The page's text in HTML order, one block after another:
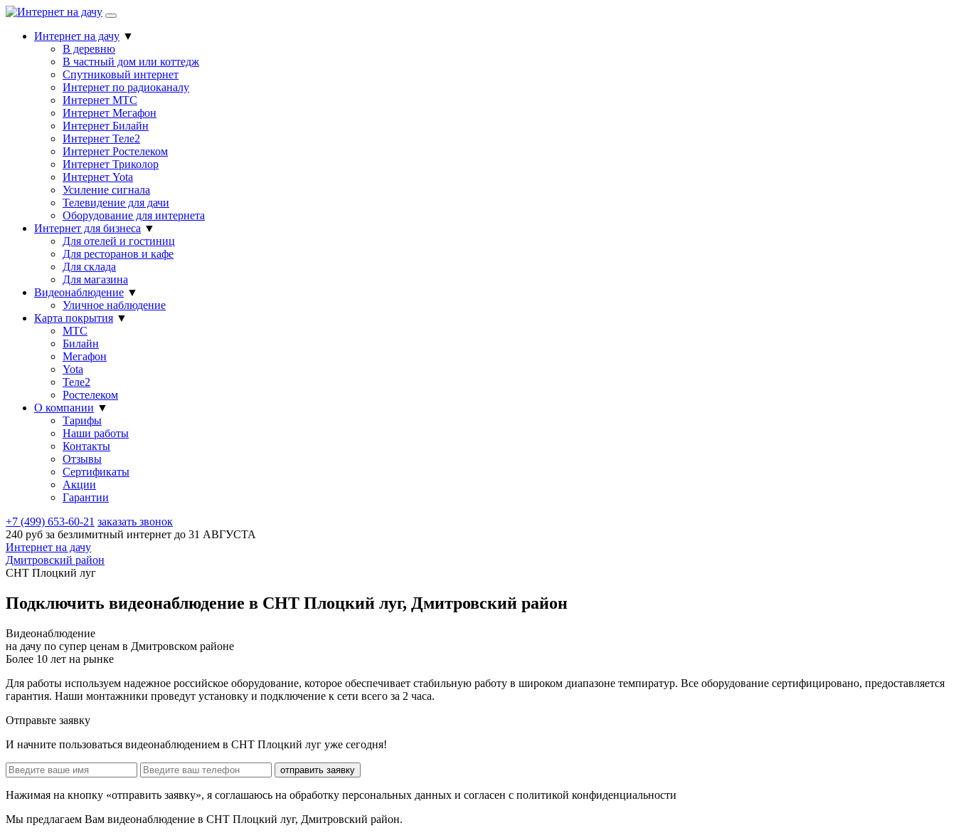
Интернет на дачу ▼
В деревню
В частный дом или коттедж
Спутниковый интернет
Интернет по радиоканалу
Интернет МТС
Интернет Мегафон
Интернет Билайн
Интернет Теле2
Интернет Ростелеком
Интернет Триколор
Интернет Yota
Усиление сигнала
Телевидение для дачи
Оборудование для интернета
Интернет для бизнеса ▼
Для отелей и гостиниц
Для ресторанов и кафе
Для склада
Для магазина
Видеонаблюдение ▼
Уличное наблюдение
Карта покрытия ▼
МТС
Билайн
Мегафон
Yota
Теле2
Ростелеком
О компании ▼
Тарифы
Наши работы
Контакты
Отзывы
Сертификаты
Акции
Гарантии
+7 (499) 653-60-21 заказать звонок
240 руб за безлимитный интернет до 31 АВГУСТА
Интернет на дачу
Дмитровский район
СНТ Плоцкий луг
Подключить видеонаблюдение в СНТ Плоцкий луг, Дмитровский район
Видеонаблюдение
на дачу по супер ценам в Дмитровском районе
Более 10 лет на рынке
Для работы используем надежное российское оборудование, которое обеспечивает стабильную работу в широком диапазоне темпиратур. Все оборудование сертифицировано, предоставляется
гарантия. Наши монтажники проведут установку и подключение к сети всего за 2 часа.
Отправьте заявку
И начните пользоваться видеонаблюдением в СНТ Плоцкий луг уже сегодня!
отправить заявку
Нажимая на кнопку «отправить заявку», я соглашаюсь на обработку персональных данных и согласен с политикой конфиденциальности
Мы предлагаем Вам видеонаблюдение в СНТ Плоцкий луг, Дмитровский район.